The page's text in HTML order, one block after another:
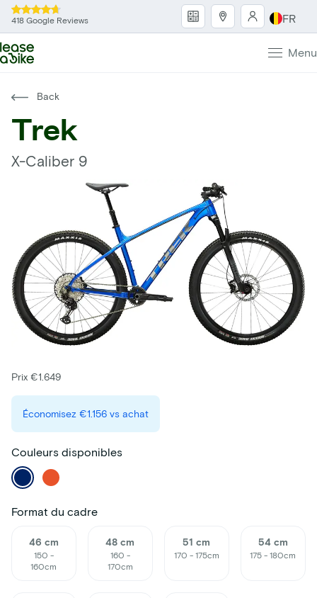
418 Google Reviews FR
Menu
Back
Trek
X-Caliber 9
Prix €1.649
Économisez €1.156 vs achat
Couleurs disponibles
Format du cadre
46 cm
150 -
160cm
48 cm
160 -
170cm
51 cm
170 - 175cm
54 cm
175 - 180cm